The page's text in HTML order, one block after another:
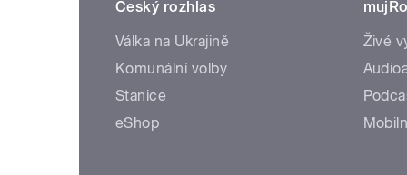
Český rozhlas
Válka na Ukrajině
Komunální volby
Stanice
eShop
Živé